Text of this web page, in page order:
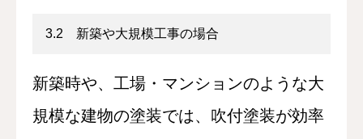
3.2 新築や大規模工事の場合
新築時や、工場・マンションのような大
規模な建物の塗装では、吹付塗装が効率